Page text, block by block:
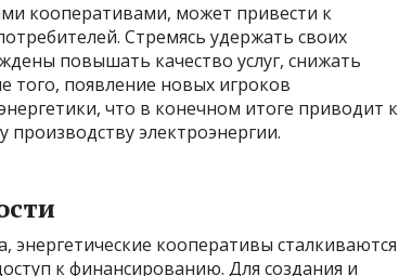
кооперативами, может привести к
Стремясь удержать своих
повышать качество услуг, снижать
того, появление новых игроков
что в конечном итоге приводит к
производству электроэнергии.
кооперативы сталкиваются
к финансированию. Для создания и